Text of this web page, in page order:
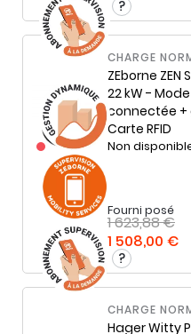
CHARGE
ZEborne ZEN
22 kW -
connectée
Carte RFID
Non
Fourni posé
1 623,88 €
1 508,00 €
CHARGE
HagerWitty